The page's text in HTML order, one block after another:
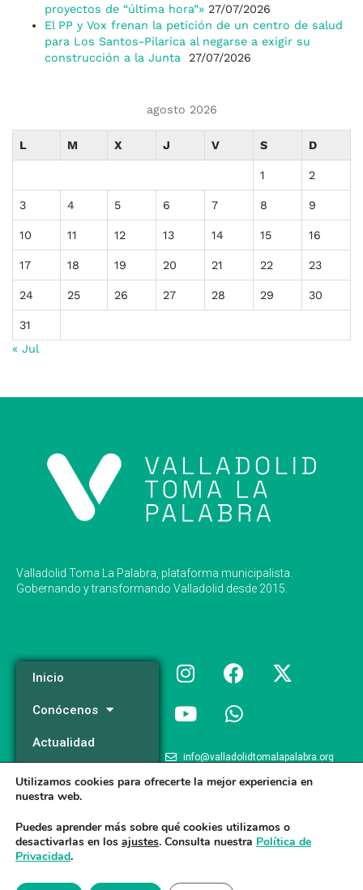
proyectos de “última hora”» 27/07/2026
El PP y Vox frenan la petición de un centro de salud
para Los Santos-Pilarica al negarse a exigir su
construcción a la Junta
27/07/2026
agosto 2026
L M X J V S D
1 2
3 4 5 6 7 8 9
10 11 12 13 14 15 16
17 18 19 20 21 22 23
24 25 26 27 28 29 30
31
« Jul
Valladolid Toma La Palabra, plataforma municipalista.
Gobernando y transformando Valladolid desde 2015.
Inicio
Conócenos
Actualidad
Programa
info@valladolidtomalapalabra.org
+34 983 426 124
Utilizamos cookies para ofrecerte la mejor experiencia en
nuestra web.
Puedes aprender más sobre qué cookies utilizamos o
desactivarlas en los ajustes. Consulta nuestra Política de
Privacidad.